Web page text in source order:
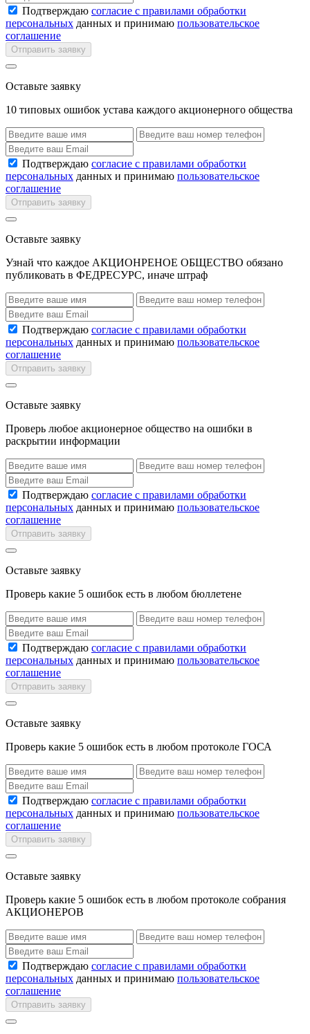
Подтверждаю согласие с правилами обработки
персональных данных и принимаю пользовательское
соглашение
Отправить заявку
Оставьте заявку
10 типовых ошибок устава каждого акционерного общества
Подтверждаю согласие с правилами обработки
персональных данных и принимаю пользовательское
соглашение
Отправить заявку
Оставьте заявку
Узнай что каждое АКЦИОНРЕНОЕ ОБЩЕСТВО обязано
публиковать в ФЕДРЕСУРС, иначе штраф
Подтверждаю согласие с правилами обработки
персональных данных и принимаю пользовательское
соглашение
Отправить заявку
Оставьте заявку
Проверь любое акционерное общество на ошибки в
раскрытии информации
Подтверждаю согласие с правилами обработки
персональных данных и принимаю пользовательское
соглашение
Отправить заявку
Оставьте заявку
Проверь какие 5 ошибок есть в любом бюллетене
Подтверждаю согласие с правилами обработки
персональных данных и принимаю пользовательское
соглашение
Отправить заявку
Оставьте заявку
Проверь какие 5 ошибок есть в любом протоколе ГОСА
Подтверждаю согласие с правилами обработки
персональных данных и принимаю пользовательское
соглашение
Отправить заявку
Оставьте заявку
Проверь какие 5 ошибок есть в любом протоколе собрания
АКЦИОНЕРОВ
Подтверждаю согласие с правилами обработки
персональных данных и принимаю пользовательское
соглашение
Отправить заявку